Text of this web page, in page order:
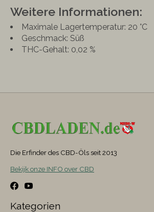
Weitere Informationen:
Maximale Lagertemperatur: 20 °C
Geschmack: Süß
THC-Gehalt: 0,02 %
Die Erfinder des CBD-Öls seit 2013
Bekijk onze INFO over CBD
Kategorien